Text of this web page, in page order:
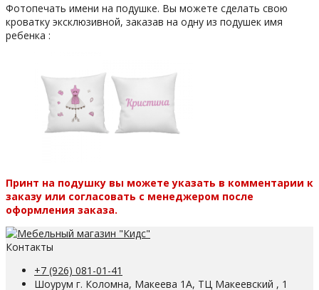
Фотопечать имени на подушке. Вы можете сделать свою
кроватку эксклюзивной, заказав на одну из подушек имя
ребенка :
Принт на подушку вы можете указать в комментарии к
заказу или согласовать с менеджером после
оформления заказа.
Контакты
+7 (926) 081-01-41
Шоурум г. Коломна, Макеева 1А, ТЦ Макеевский , 1